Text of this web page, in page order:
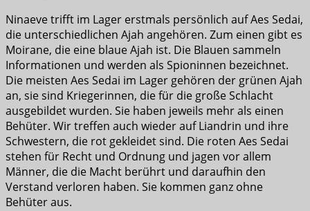
Ninaeve trifft im Lager erstmals persönlich auf Aes Sedai,
die unterschiedlichen Ajah angehören. Zum einen gibt es
Moirane, die eine blaue Ajah ist. Die Blauen sammeln
Informationen und werden als Spioninnen bezeichnet.
Die meisten Aes Sedai im Lager gehören der grünen Ajah
an, sie sind Kriegerinnen, die für die große Schlacht
ausgebildet wurden. Sie haben jeweils mehr als einen
Behüter. Wir treffen auch wieder auf Liandrin und ihre
Schwestern, die rot gekleidet sind. Die roten Aes Sedai
stehen für Recht und Ordnung und jagen vor allem
Männer, die die Macht berührt und daraufhin den
Verstand verloren haben. Sie kommen ganz ohne
Behüter aus.